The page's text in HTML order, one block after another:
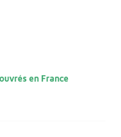
en France